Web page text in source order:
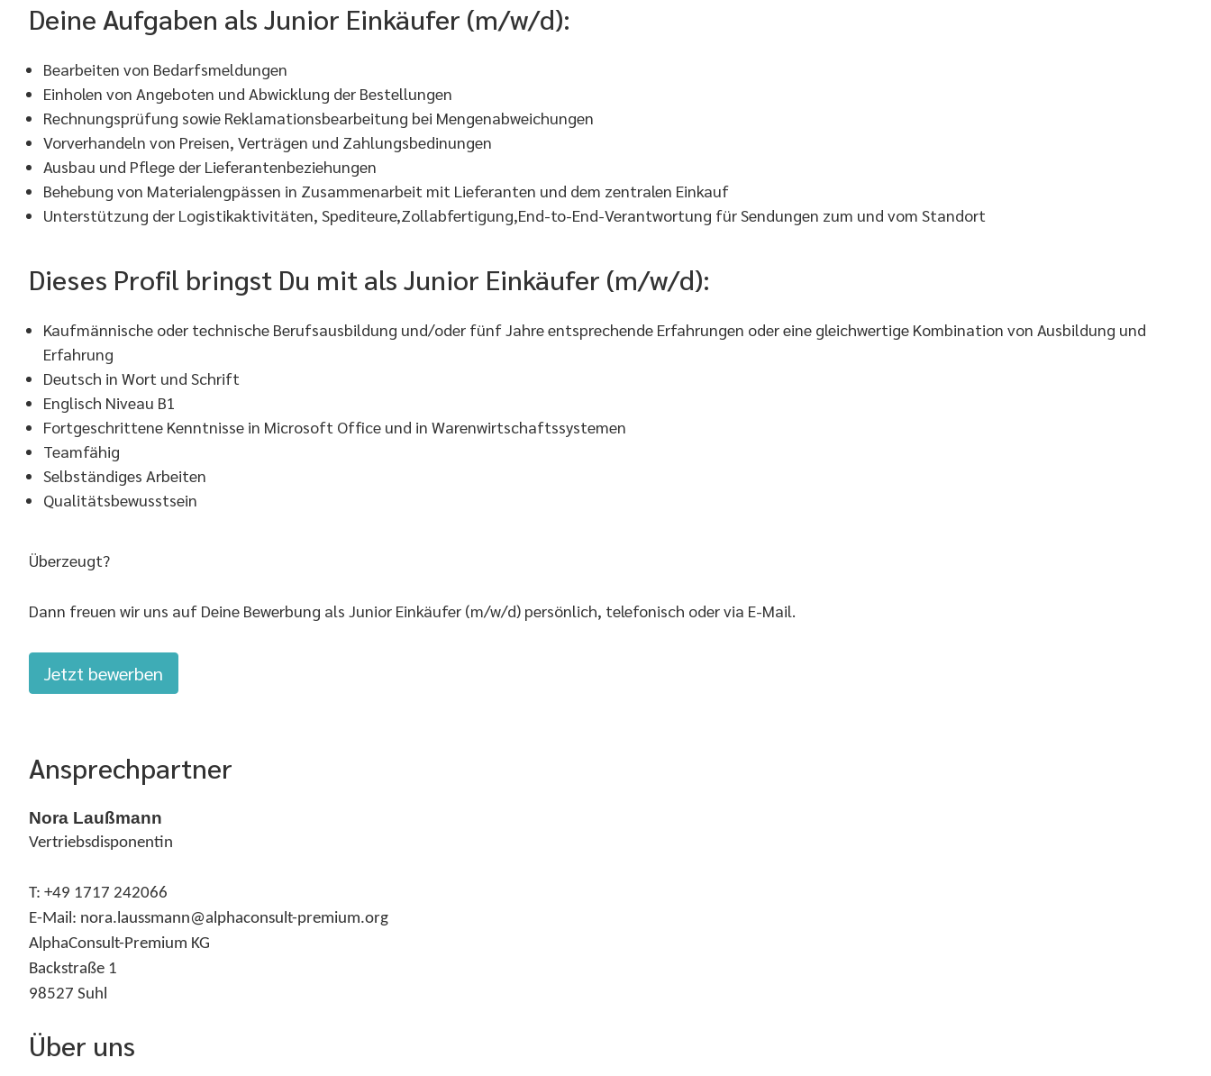
Deine Aufgaben als Junior Einkäufer (m/w/d):
Bearbeiten von Bedarfsmeldungen
Einholen von Angeboten und Abwicklung der Bestellungen
Rechnungsprüfung sowie Reklamationsbearbeitung bei Mengenabweichungen
Vorverhandeln von Preisen, Verträgen und Zahlungsbedinungen
Ausbau und Pflege der Lieferantenbeziehungen
Behebung von Materialengpässen in Zusammenarbeit mit Lieferanten und dem zentralen Einkauf
Unterstützung der Logistikaktivitäten, Spediteure,Zollabfertigung,End-to-End-Verantwortung für Sendungen zum und vom Standort
Dieses Profil bringst Du mit als Junior Einkäufer (m/w/d):
Kaufmännische oder technische Berufsausbildung und/oder fünf Jahre entsprechende Erfahrungen oder eine gleichwertige Kombination von Ausbildung und
Erfahrung
Deutsch in Wort und Schrift
Englisch Niveau B1
Fortgeschrittene Kenntnisse in Microsoft Office und in Warenwirtschaftssystemen
Teamfähig
Selbständiges Arbeiten
Qualitätsbewusstsein
Überzeugt?
Dann freuen wir uns auf Deine Bewerbung als Junior Einkäufer (m/w/d) persönlich, telefonisch oder via E-Mail.
Jetzt bewerben
Ansprechpartner
Nora Laußmann
Vertriebsdisponentin
T: +49 1717 242066
E-Mail: nora.laussmann@alphaconsult-premium.org
AlphaConsult-Premium KG
Backstraße 1
98527 Suhl
Über uns